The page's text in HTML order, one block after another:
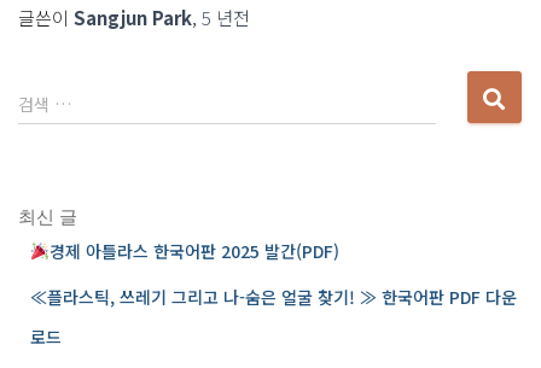
글쓴이 Sangjun Park, 5 년전
다
음
검색 …
최신 글
경제 아틀라스 한국어판 2025 발간(PDF)
≪플라스틱, 쓰레기 그리고 나-숨은 얼굴 찾기! ≫ 한국어판 PDF 다운
로드